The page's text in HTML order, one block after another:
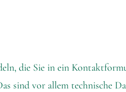
die Sie in ein
sind vor allem technische